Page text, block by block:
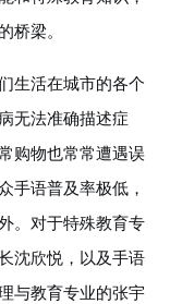
桥梁。
生活在城市的各个
无法准确描述症
购物也常常遭遇误
手语普及率极低，
。对于特殊教育专
沈欣悦，以及手语
与教育专业的张宇